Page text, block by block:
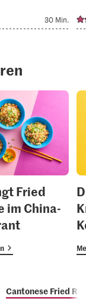
30 Min.
Fried
im China-
Cantonese Fried